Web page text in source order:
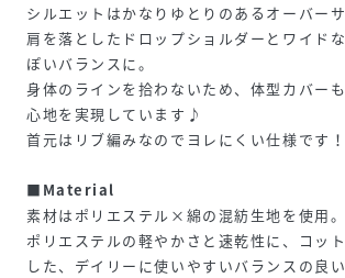
シルエットはかなりゆとりのあるオーバーサ
肩を落としたドロップショルダーとワイド
ぽいバランスに。
身体のラインを拾わないため、体型カバー
心地を実現しています♪
首元はリブ編みなのでヨレにくい仕様です！
■Material
素材はポリエステル×綿の混紡生地を使用。
ポリエステルの軽やかさと速乾性に、コッ
した、デイリーに使いやすいバランスの良い